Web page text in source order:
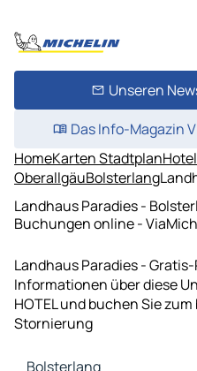
Unseren
Das Info-Magazin
HomeKarten Stadtplan
OberallgäuBolsterlang
Landhaus Paradies -
Buchungen online -
Landhaus Paradies -
Informationen über diese
HOTEL und buchen Sie
Stornierung
Bolsterlang